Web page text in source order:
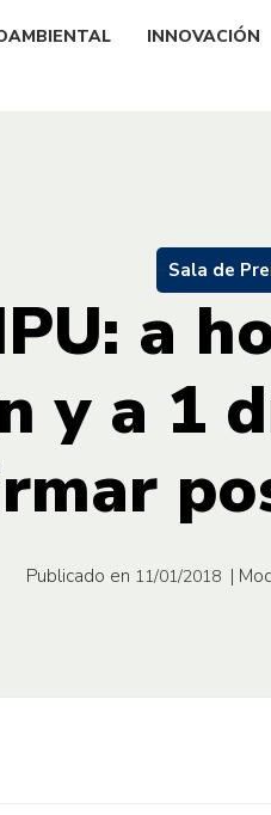
INNOVACIÓN
Sala de
a
y a 1
Publicado en 11/01/2018 |